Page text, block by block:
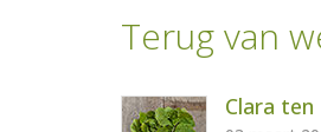
Terug van
Clara